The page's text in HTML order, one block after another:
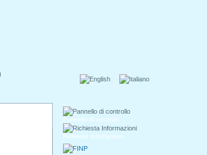
Pannello di controllo
Richiesta Informazioni